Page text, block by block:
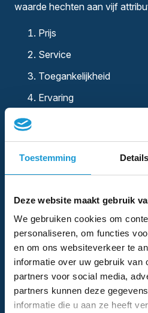
Toestemming Details
Deze website maakt gebruik
We gebruiken cookies om
personaliseren, om functies
en om ons websiteverkeer te
informatie over uw gebruik van
partners voor social media,
partners kunnen deze
informatie die u aan ze heeft
waarde hechten aan vijf
Prijs
Service
Toegankelijkheid
Ervaring
wat betreft de andere drie
vergelijkbaar met andere
Formules die op alle fronten
hebben minder kans op